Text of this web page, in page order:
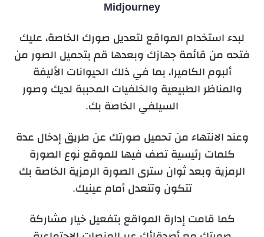
Midjourney
لبدء استخدام المواقع لتعديل صورك الخاصة، عليك
فتحه من قائمة جهازك وبعدها قم بتحميل الصور من
ألبوم الكاميرا، بما في ذلك الحيوانات الأليفة
والمناظر الطبيعية والخلفيات المحببة لديك وصور
السيلفي الخاصة بك.
وعند الانتهاء من تحميل صورتك عن طريق إدخال عدة
كلمات رئيسية تصف فيها للموقع نوع الصورة
الرمزية وبعد ثوان سترى الصورة الرمزية الخاصة بك
تتكون وتتعدل أمام عينيك.
كما قامت إدارة المواقع بتفعيل خيار مشاركة